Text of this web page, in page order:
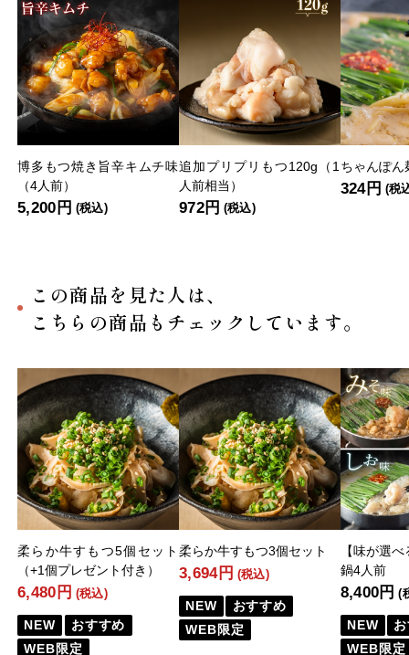
博多もつ焼き旨辛キムチ味
（4人前）
5,200円 (税込)
追加プリプリもつ120g（1
人前相当）
972円 (税込)
ちゃんぽ
324円 (税
この商品を見た人は、
こちらの商品もチェックしています。
柔らか牛すもつ5個セット
（+1個プレゼント付き）
6,480円 (税込)
NEW
おすすめ
WEB限定
柔らか牛すもつ3個セット
3,694円 (税込)
NEW
おすすめ
WEB限定
【味が選
鍋4人前
8,400円 (
NEW
WEB限定